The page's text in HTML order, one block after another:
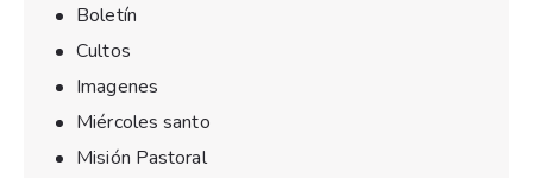
Boletín
Cultos
Imagenes
Miércoles santo
Misión Pastoral